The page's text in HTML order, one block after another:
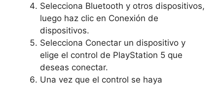
Selecciona Bluetooth y otros dispositivos,
luego haz clic en Conexión de
dispositivos.
Selecciona Conectar un dispositivo y
elige el control de PlayStation 5 que
deseas conectar.
Una vez que el control se haya